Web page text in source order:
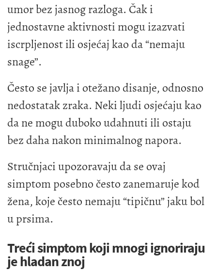
umor bez jasnog razloga. Čak i
jednostavne aktivnosti mogu izazvati
iscrpljenost ili osjećaj kao da “nemaju
snage”.
Često se javlja i otežano disanje, odnosno
nedostatak zraka. Neki ljudi osjećaju kao
da ne mogu duboko udahnuti ili ostaju
bez daha nakon minimalnog napora.
Stručnjaci upozoravaju da se ovaj
simptom posebno često zanemaruje kod
žena, koje često nemaju “tipičnu” jaku bol
u prsima.
Treći simptom koji mnogi ignoriraju
je hladan znoj